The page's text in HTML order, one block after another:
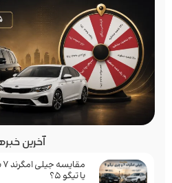
آخرین
یا تیگو 5؟